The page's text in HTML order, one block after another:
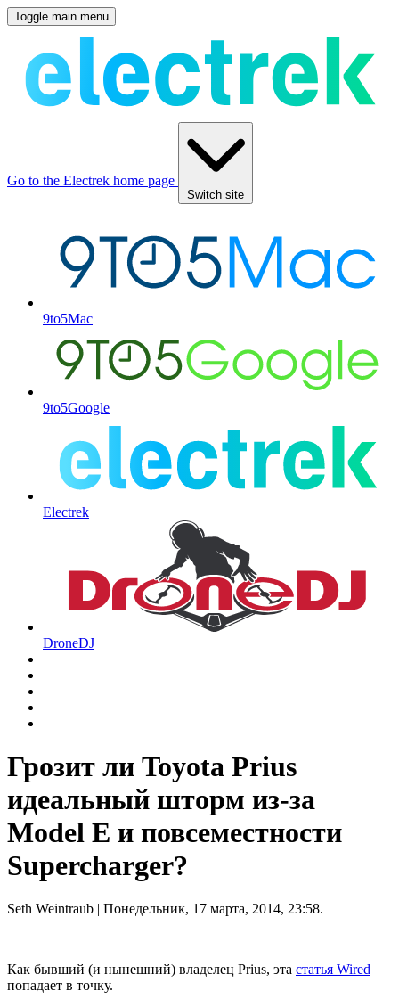
Toggle main menu
Go to the Electrek home page
Switch site
9to5Mac
9to5Google
Electrek
DroneDJ
Грозит ли Toyota Prius
идеальный шторм из-за
Model E и повсеместности
Supercharger?
Seth Weintraub | Понедельник, 17 марта, 2014, 23:58.
Как бывший (и нынешний) владелец Prius, эта статья Wired
попадает в точку.